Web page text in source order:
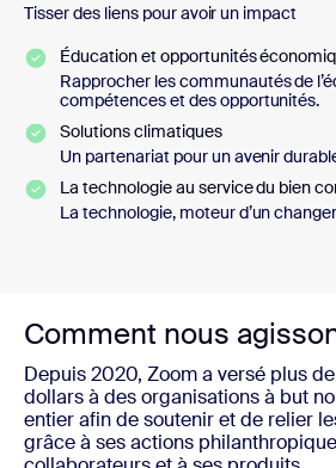
Tisser des liens pour avoir un impact
Éducation et opportunités
Rapprocher les communautés de
compétences et des opportunités.
Solutions climatiques
Un partenariat pour un avenir
La technologie au service du bien
La technologie, moteur d’un
Comment nous
Depuis 2020, Zoom a versé plus
dollars à des organisations à but
entier afin de soutenir et de relier
grâce à ses actions